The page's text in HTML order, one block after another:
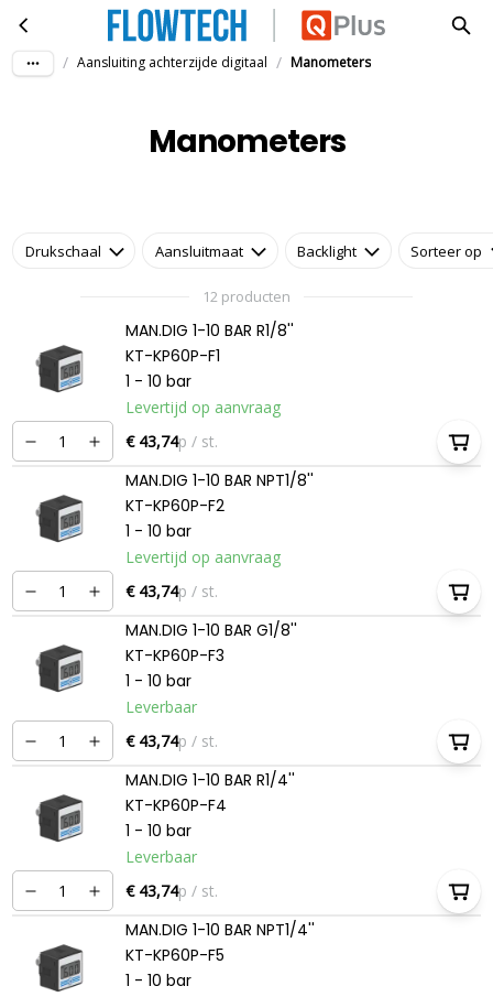
Ga naar hoofdinhoud Manometers
/ Aansluiting achterzijde digitaal / Manometers
Manometers
Drukschaal Aansluitmaat Backlight Sorteer op
12 producten
MAN.DIG 1-10 BAR R1/8''
KT-KP60P-F1
1 - 10 bar
Levertijd op aanvraag
€ 43,74p / st.
MAN.DIG 1-10 BAR NPT1/8''
KT-KP60P-F2
1 - 10 bar
Levertijd op aanvraag
€ 43,74p / st.
MAN.DIG 1-10 BAR G1/8''
KT-KP60P-F3
1 - 10 bar
Leverbaar
€ 43,74p / st.
MAN.DIG 1-10 BAR R1/4''
KT-KP60P-F4
1 - 10 bar
Leverbaar
€ 43,74p / st.
MAN.DIG 1-10 BAR NPT1/4''
KT-KP60P-F5
1 - 10 bar